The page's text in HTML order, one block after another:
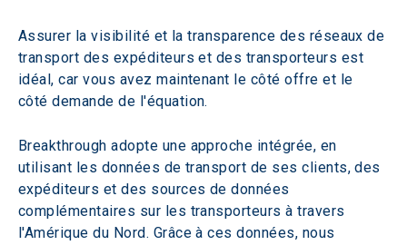
Assurer la visibilité et la transparence des réseaux de
transport des expéditeurs et des transporteurs est
idéal, car vous avez maintenant le côté offre et le
côté demande de l'équation.
Breakthrough adopte une approche intégrée, en
utilisant les données de transport de ses clients, des
expéditeurs et des sources de données
complémentaires sur les transporteurs à travers
l'Amérique du Nord. Grâce à ces données, nous